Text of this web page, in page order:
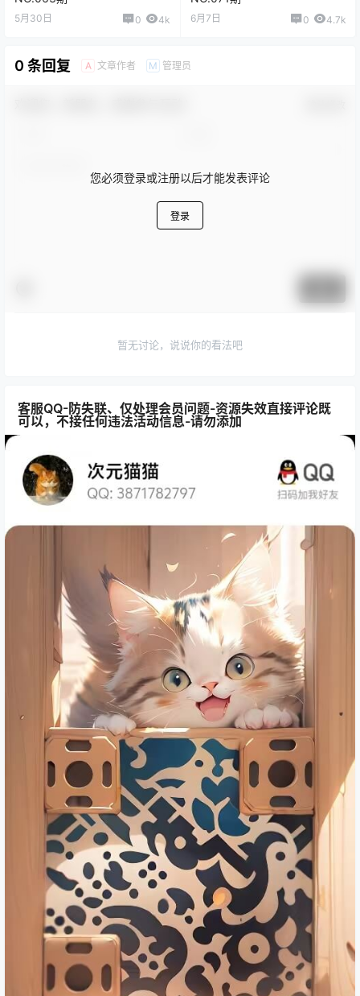
5月30日 0 4k 6月7日 0 4.7k
0 条回复 A 文章作者 M 管理员
您必须登录或注册以后才能发表评论
登录
暂无讨论，说说你的看法吧
客服QQ-防失联、仅处理会员问题-资源失效直接评论既
可以，不接任何违法活动信息-请勿添加